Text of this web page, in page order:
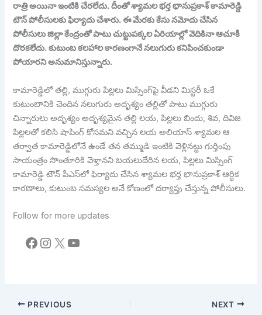
రాత్రి అయినా ఇంటికి చేరలేదు. దీంతో శ్యామల భర్త భానుప్రకాశ్‌‌‌‌‌‌‌‌‌‌‌‌‌‌‌‌ కామారెడ్డి
టౌన్‌‌‌‌‌‌‌‌‌‌‌‌‌‌‌‌ పోలీసులకు ఫిర్యాదు చేశారు. ఈ మేరకు కేసు నమోదు చేసిన
పోలీసులు జిల్లా కేంద్రంతో పాటు చుట్టుపక్కల ఏరియాల్లో వెదికినా ఆచూకీ
దొరకలేదు. కుటుంబ కలహాల కారణంగానే నలుగురు కనిపించకుండా
పోయారని అనుమానిస్తున్నారు.
కామారెడ్డిలో తల్లి, ముగ్గురు పిల్లలు మిస్సింగ్‎పై వీడని మిస్టరీ ఒకే
కుటుంబానికి చెందిన నలుగురు అదృశ్యం తల్లితో పాటు ముగ్గురు
చిన్నారులు అదృశ్యం అదృశ్యమైన తల్లి లయ, పిల్లలు బిందు, శివ, దివిజ
పిల్లలతో కలిసి షాపింగ్‌‌‌‌‌‌‌‌‌‌‌‌‌‌‌‌ కోసమని వచ్చిన లయ అలియాస్‌‌‌‌‌‌‌‌‌‌‌‌‌‌‌‌ శ్యామల ఆ
తర్వాత కామారెడ్డిలోనే ఉండే తన తమ్ముడి ఇంటికి వెళ్లినట్టు గుర్తింపు
సాయంత్రం సొంతూరికి వెళ్తానని బయలుదేరిన లయ, పిల్లలు మిస్సింగ్
కామారెడ్డి టౌన్‌‌‌‌‌‌‌‌‌‌‌‌‌‌‌‌ పీఎస్‎లో ఫిర్యాదు చేసిన శ్యామల భర్త భానుప్రకాశ్‌‌‌‌‌‌‌‌‌‌‌‌‌‌‌‌ ఆర్థిక
కారణాలు, కుటుంబ సమస్యల అనే కోణంలో దర్యాప్తు చేస్తున్న పోలీసులు.
Follow for more updates
Facebook
Instagram
X YouTube
PREVIOUS NEXT